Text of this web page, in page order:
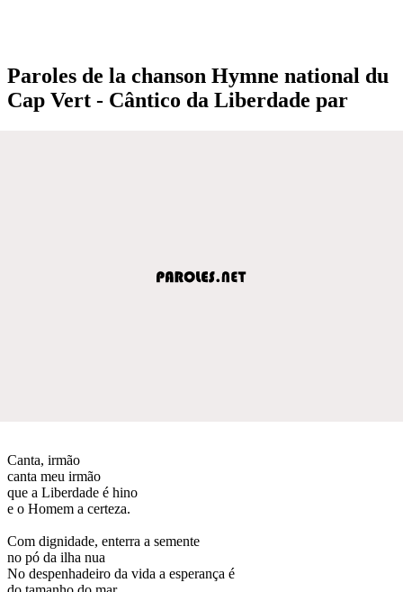
Paroles de la chanson Hymne national du
Cap Vert - Cântico da Liberdade par
Canta, irmão
canta meu irmão
que a Liberdade é hino
e o Homem a certeza.
Com dignidade, enterra a semente
no pó da ilha nua
No despenhadeiro da vida a esperança é